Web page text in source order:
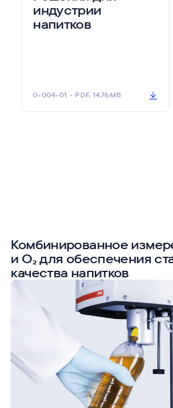
индустрии
напитков
0-004-01 • PDF, 14.76MB
Комбинированное
и O₂ для обеспечения
качества напитков